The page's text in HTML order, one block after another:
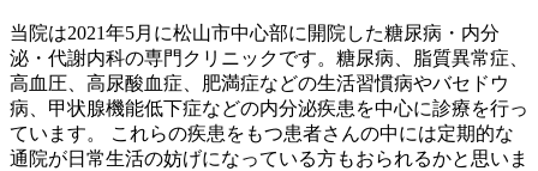
当院は2021年5月に松山市中心部に開院した糖尿病・内分
泌・代謝内科の専門クリニックです。糖尿病、脂質異常症、
高血圧、高尿酸血症、肥満症などの生活習慣病やバセドウ
病、甲状腺機能低下症などの内分泌疾患を中心に診療を行っ
ています。 これらの疾患をもつ患者さんの中には定期的な
通院が日常生活の妨げになっている方もおられるかと思いま